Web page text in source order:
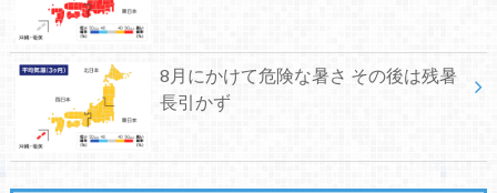
8月にかけて危険な暑さ その後は残暑
長引かず